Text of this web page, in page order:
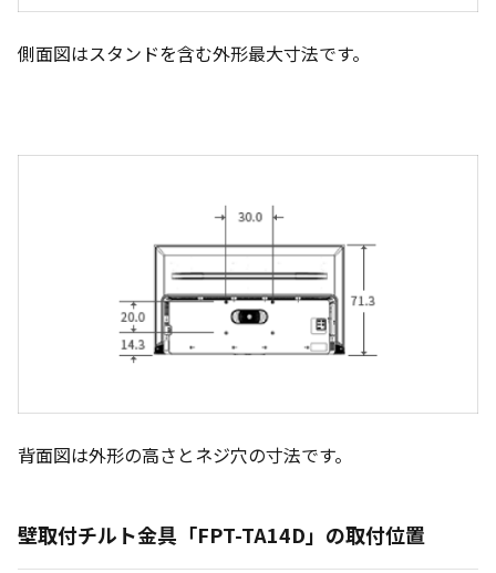
側面図はスタンドを含む外形最大寸法です。
背面図は外形の高さとネジ穴の寸法です。
壁取付チルト金具「FPT-TA14D」の取付位置